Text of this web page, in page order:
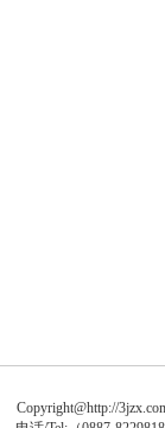
Copyright@http://